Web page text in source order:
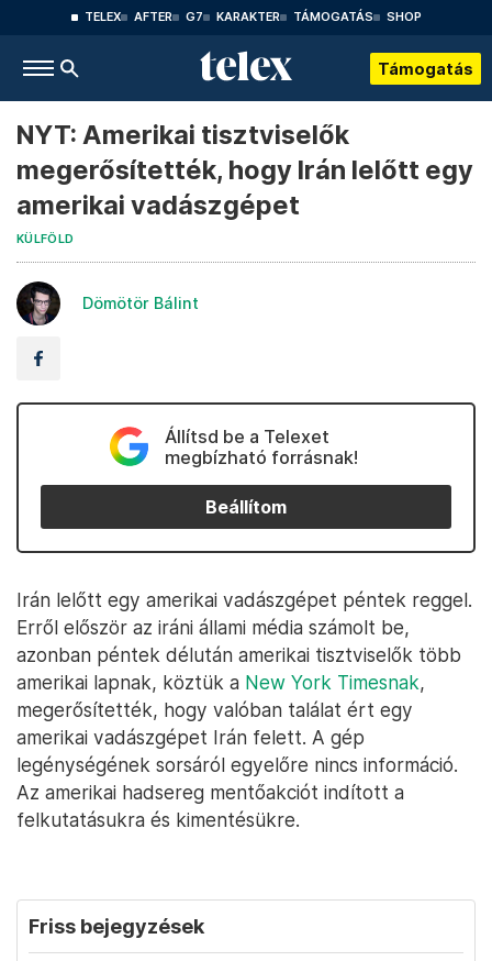
TELEX AFTER G7 KARAKTER TÁMOGATÁS SHOP
Támogatás
NYT: Amerikai tisztviselők
megerősítették, hogy Irán lelőtt egy
amerikai vadászgépet
KÜLFÖLD
Dömötör Bálint
Állítsd be a Telexet
megbízható forrásnak!
Beállítom
Irán lelőtt egy amerikai vadászgépet péntek reggel.
Erről először az iráni állami média számolt be,
azonban péntek délután amerikai tisztviselők több
amerikai lapnak, köztük a New York Timesnak,
megerősítették, hogy valóban találat ért egy
amerikai vadászgépet Irán felett. A gép
legénységének sorsáról egyelőre nincs információ.
Az amerikai hadsereg mentőakciót indított a
felkutatásukra és kimentésükre.
Friss bejegyzések